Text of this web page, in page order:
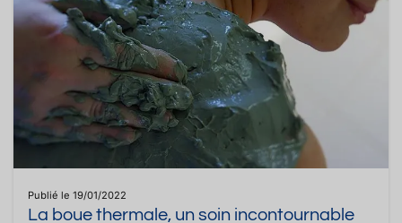
Publié le 19/01/2022
La boue thermale, un soin incontournable